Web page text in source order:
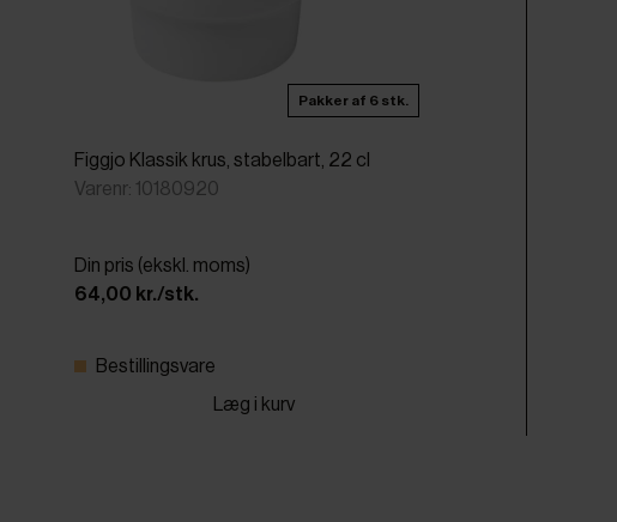
Pakker af 6 stk.
Figgjo Klassik krus, stabelbart, 22 cl
Varenr: 10180920
Din pris (ekskl. moms)
64,00 kr./stk.
Bestillingsvare
Læg i kurv